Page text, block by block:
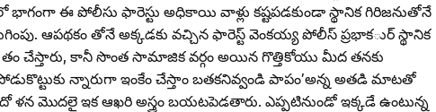
భాగంగా ఈ పోలీసు ఫారెస్టు అధికాయి వాళ్లు కష్టపడకుండా స్థానిక గిరిజనుతోనే
ఆపథకం తోనే అక్కడకు వచ్చిన ఫారెస్ట్‌ వెంకయ్య పోలీస్‌ ప్రభాకర్‌ు స్థానిక
చేస్తారు, కానీ సొంత సామాజిక వర్గం అయిన గొత్తికోయు మీద తనకు
న్నారుగా ఇంకేం చేస్తాం బతకనివ్వండి పాపం’అన్న అతడి మాటతో
ళన మొదలై ఇక ఆఖరి అస్త్రం బయటపెడతారు. ఎప్పటినుండో ఇక్కడే ఉంటున్న